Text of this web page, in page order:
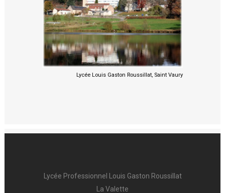
Lycée Louis Gaston Roussillat, Saint Vaury
Lycée Professionnel Louis Gaston Roussillat
La Valette